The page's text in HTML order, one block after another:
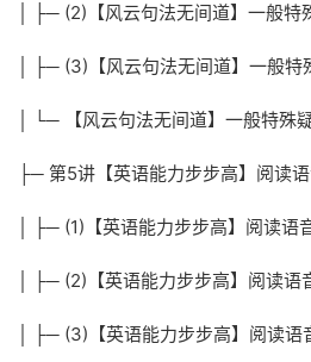
│ ├─ (2)【风云句法无间道】一般
│ ├─ (3)【风云句法无间道】一般
│ └─ 【风云句法无间道】一般特殊
├─ 第5讲【英语能力步步高】阅读
│ ├─ (1)【英语能力步步高】阅读语
│ ├─ (2)【英语能力步步高】阅读语
│ ├─ (3)【英语能力步步高】阅读